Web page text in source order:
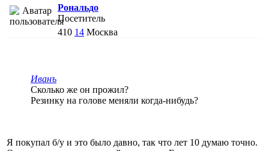
Рональдо
Посетитель
410 14 Москва
Иванъ
Сколько же он прожил?
Резинку на голове меняли когда-нибудь?
Я покупал б/у и это было давно, так что лет 10 думаю точно.